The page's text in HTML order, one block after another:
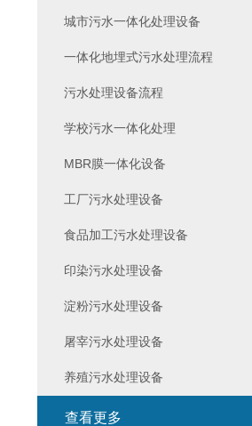
城市污水一体化处理设备
一体化地埋式污水处理流程
污水处理设备流程
学校污水一体化处理
MBR膜一体化设备
工厂污水处理设备
食品加工污水处理设备
印染污水处理设备
淀粉污水处理设备
屠宰污水处理设备
养殖污水处理设备
查看更多